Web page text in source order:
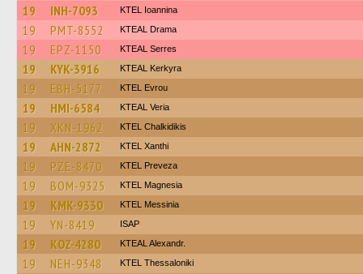
19 INH-7093 KTEL Ioannina
19 PMT-8552 KTEAL Drama
19 EPZ-1150 KTEAL Serres
19 KYK-3916 KTEAL Kerkyra
19 EBH-5177 KTEL Evrou
19 HMI-6584 KTEAL Veria
19 XKN-1962 ΚΤΕL Chalkidikis
19 AHN-2872 KTEL Xanthi
19 PZE-8470 KTEL Preveza
19 BOM-9325 ΚΤΕL Magnesia
19 KMK-9330 KTEL Messinia
19 YN-8419 ISAP
19 KOZ-4280 KTEAL Alexandr.
19 NEH-9348 KTEL Thessaloniki